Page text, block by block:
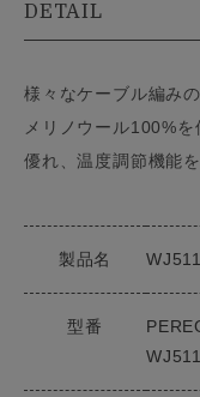
DETAIL
様々なケーブル編み
メリノウール100%
優れ、温度調節機能
製品名
型番